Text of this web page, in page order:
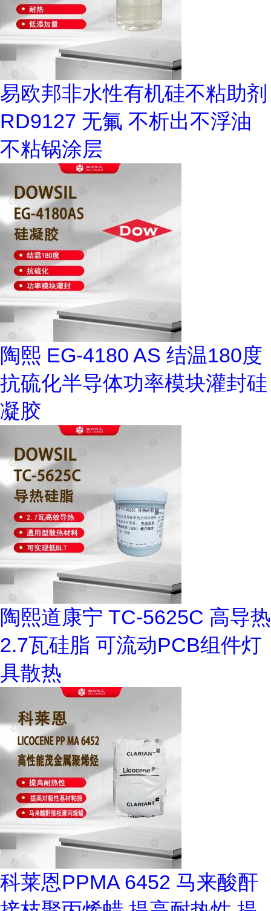
易欧邦非水性有机硅不粘助剂
RD9127 无氟 不析出不浮油
不粘锅涂层
陶熙 EG-4180 AS 结温180度
抗硫化半导体功率模块灌封硅
凝胶
陶熙道康宁 TC-5625C 高导热
2.7瓦硅脂 可流动PCB组件灯
具散热
科莱恩PPMA 6452 马来酸酐